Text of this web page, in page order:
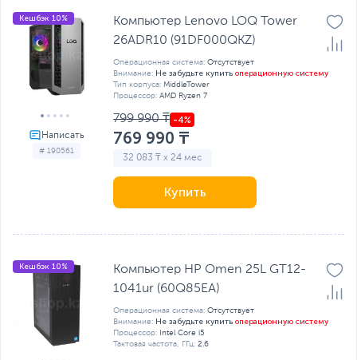
# 190561
Кешбэк 10%
Компьютер Lenovo LOQ Tower
26ADR10 (91DF000QKZ)
Операционная система: Отсутствует
Внимание: Не забудьте купить операционную систему
Тип корпуса: MiddleTower
Процессор: AMD Ryzen 7
799 990 ₸
769 990 ₸
32 083 ₸ x 24 мес
Купить
Кешбэк 10%
Компьютер HP Omen 25L GT12-
1041ur (60Q85EA)
Операционная система: Отсутствует
Внимание: Не забудьте купить операционную систему
Процессор: Intel Core i5
Тактовая частота, ГГц: 2.6